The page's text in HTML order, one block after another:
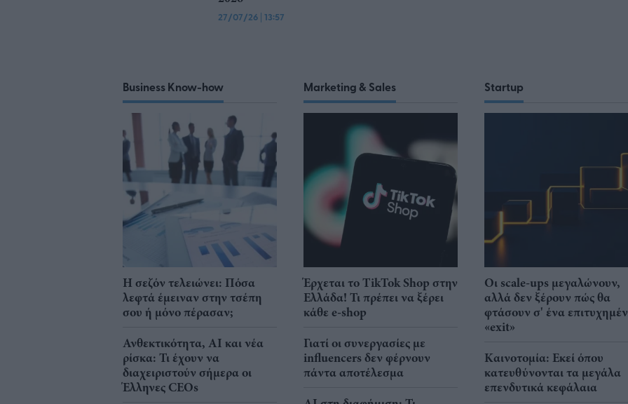
27/07/26 | 13:57
Business Know-how
Η σεζόν τελειώνει: Πόσα
λεφτά έμειναν στην τσέπη
σου ή μόνο πέρασαν;
Ανθεκτικότητα, AI και νέα
ρίσκα: Τι έχουν να
διαχειριστούν σήμερα οι
Έλληνες CEOs
Marketing & Sales
Έρχεται το TikTok Shop στην
Ελλάδα! Τι πρέπει να ξέρει
κάθε e-shop
Γιατί οι συνεργασίες με
influencers δεν φέρνουν
πάντα αποτέλεσμα
Startup
Οι scale-ups μεγαλώνουν,
αλλά δεν ξέρουν πώς θα
φτάσουν σ' ένα
«exit»
Καινοτομία: Εκεί όπου
κατευθύνονται τα μεγάλα
επενδυτικά κεφάλαια